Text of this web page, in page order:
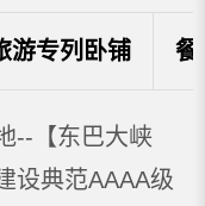
游专列卧铺 餐
--【东巴大峡
设典范AAAA级